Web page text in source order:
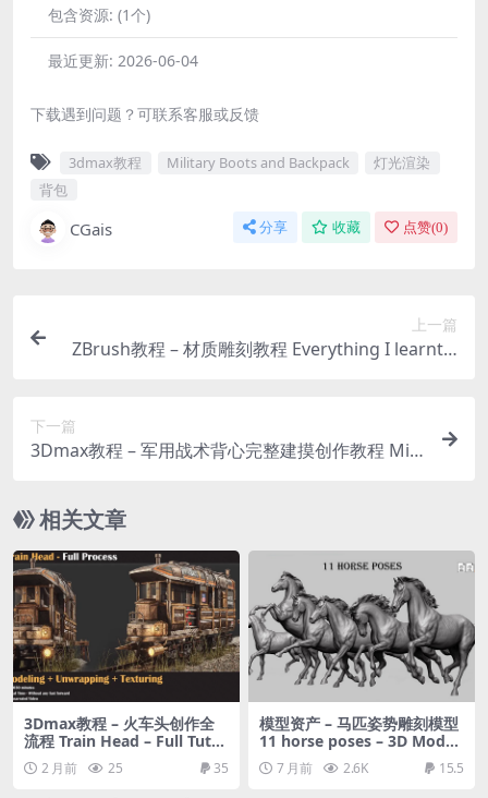
包含资源: (1个)
最近更新: 2026-06-04
下载遇到问题？可联系客服或反馈
3dmax教程 Military Boots and Backpack
灯光渲染
背包
CGais 分享 收藏 点赞(0)
上一篇
ZBrush教程 – 材质雕刻教程 Everything I learnt a
下一篇
3Dmax教程 – 军用战术背心完整建摸创作教程 Milit
相关文章
3Dmax教程 – 火车头创作全
流程 Train Head – Full Tutor
ial 2 月前 25 35
模型资产 – 马匹姿势雕刻模型
11 horse poses – 3D Model
s- ZTL+OBJ+STL by Daniar J
oldoshbek
7 月前 2.6K 15.5